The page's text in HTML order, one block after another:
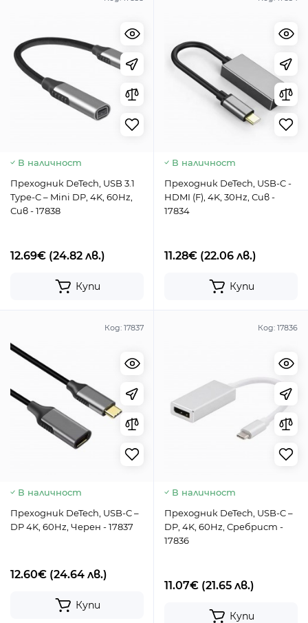
В наличност
Преходник DeTech, USB 3.1
Type-C – Mini DP, 4K, 60Hz,
Сив - 17838
12.69€ (24.82 лв.)
Купи
В наличност
Преходник DeTech, USB-C -
HDMI (F), 4K, 30Hz, Сив -
17834
11.28€ (22.06 лв.)
Купи
Код: 17837
В наличност
Преходник DeTech, USB-C –
DP 4K, 60Hz, Черен - 17837
12.60€ (24.64 лв.)
Купи
Код: 17836
В наличност
Преходник DeTech, USB-C –
DP, 4K, 60Hz, Сребрист -
17836
11.07€ (21.65 лв.)
Купи